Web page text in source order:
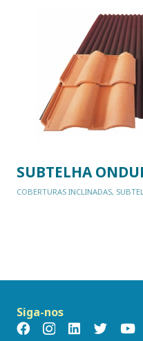
SUBTELHA
COBERTURAS INCLINADAS,
Siga-nos